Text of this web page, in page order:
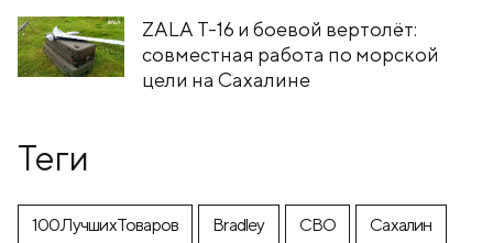
ZALA T-16 и боевой вертолёт:
совместная работа по морской
цели на Сахалине
Теги
100ЛучшихТоваров Bradley CВО
Cахалин